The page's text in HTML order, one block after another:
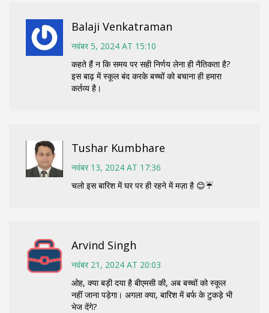
Balaji Venkatraman
नवंबर 5, 2024 AT 15:10
कहते हैं न कि समय पर सही निर्णय लेना ही नैतिकता है?
इस बाढ़ में स्कूल बंद करके बच्चों को बचाना ही हमारा
कर्तव्य है।
Tushar Kumbhare
नवंबर 13, 2024 AT 17:36
चलो इस बारिश में घर पर ही रहने में मज़ा है 😊☔️
Arvind Singh
नवंबर 21, 2024 AT 20:03
ओह, क्या बड़ी दया है बीएमसी की, अब बच्चों को स्कूल
नहीं जाना पड़ेगा। अगला क्या, बारिश में बर्फ के टुकड़े भी
भेज देंगे?